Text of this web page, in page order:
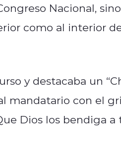
Nacional,
como al interior
y destacaba un
con el
Dios los bendiga